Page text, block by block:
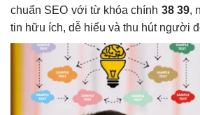
chuẩn SEO với từ khóa chính 38 39,
tin hữu ích, dễ hiểu và thu hút người